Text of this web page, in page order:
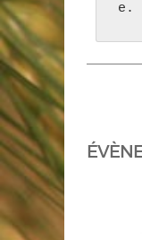
e.